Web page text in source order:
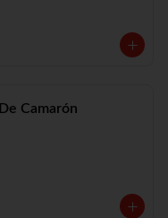
Camarón